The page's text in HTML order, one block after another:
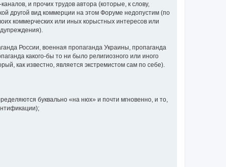
и прочих трудов автора (которые, к слову,
другой вид коммерции на этом Форуме недопустим (по
коммерческих или иных корыстных интересов или
России, военная пропаганда Украины, пропаганда
какого-бы то ни было религиозного или иного
как известно, является экстремистом сам по себе).
буквально «на нюх» и почти мгновенно, и то,